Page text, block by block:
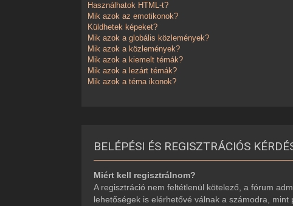
Használhatok HTML-t?
Mik azok az emotikonok?
Küldhetek képeket?
Mik azok a globális közlemények?
Mik azok a közlemények?
Mik azok a kiemelt témák?
Mik azok a lezárt témák?
Mik azok a téma ikonok?
BELÉPÉSI ÉS REGISZTRÁCIÓS
Miért kell regisztrálnom?
A regisztráció nem feltétlenül kötelező, a fórum
lehetőségek is elérhetővé válnak a számodra,